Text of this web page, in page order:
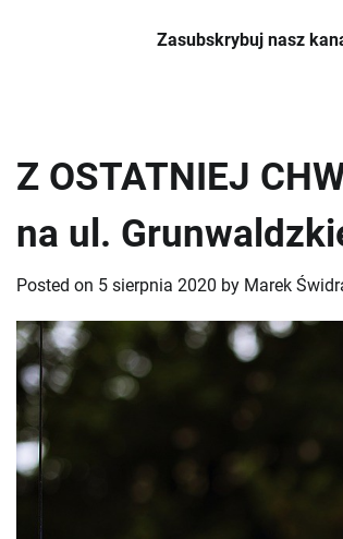
Zasubskrybuj nasz
Z OSTATNIEJ
na ul.
Posted on 5 sierpnia 2020 by Marek